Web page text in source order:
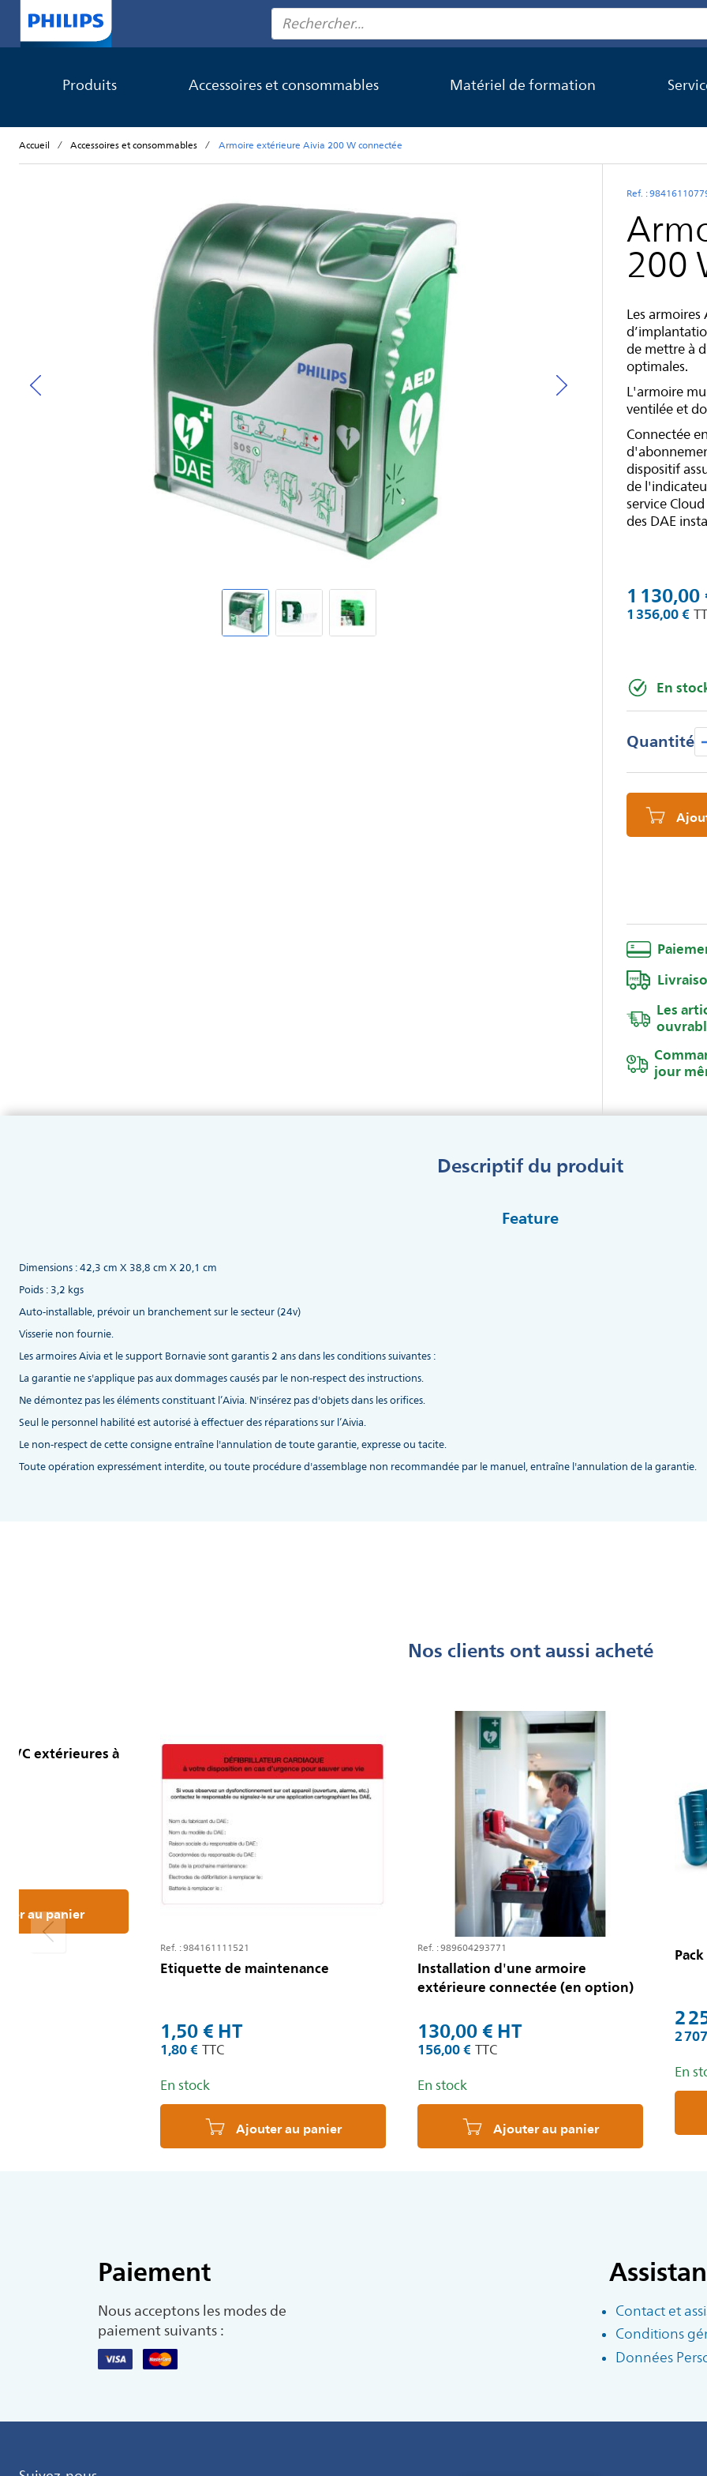
Rechercher
Produits Accessoires et consommables Matériel de formation
Accueil Accessoires et consommables Armoire extérieure Aivia 200 W connectée
Ref. :
200
Les
de mettre à
optimales.
L'armoire
ventilée et
Connectée
dispositif
de
service
des DAE
1 130,00
1 356,00 €
En
Quantité
Les
jour
Descriptif du produit
Feature
Dimensions : 42,3 cm X 38,8 cm X 20,1 cm
Poids : 3,2 kgs
Auto-installable, prévoir un branchement sur le secteur (24v)
Visserie non fournie.
Les armoires Aivia et le support Bornavie sont garantis 2 ans dans les conditions suivantes :
La garantie ne s'applique pas aux dommages causés par le non-respect des instructions.
Ne démontez pas les éléments constituant l’Aivia. N'insérez pas d'objets dans les orifices.
Seul le personnel habilité est autorisé à effectuer des réparations sur l’Aivia.
Le non-respect de cette consigne entraîne l'annulation de toute garantie, expresse ou tacite.
Toute opération expressément interdite, ou toute procédure d'assemblage non recommandée par le manuel, entraîne l'annulation de la garantie.
Nos clients ont aussi acheté
extérieures à
au panier
1,50 €
1,80 €
Etiquette de maintenance
En stock
Ajouter au panier
Ref. : 984161111521
130,00 €
156,00 €
Installation d'une armoire
extérieure connectée (en option)
En stock
Ajouter au panier
Ref. : 989604293771
2
2
En
Paiement
Nous acceptons les modes de
paiement suivants :
Contact et
Conditions
Données